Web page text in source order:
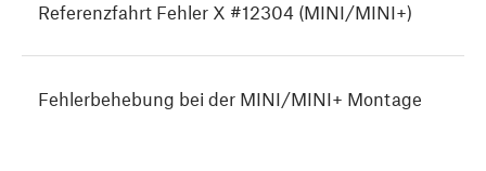
Referenzfahrt Fehler X #12304 (MINI/MINI+)
Fehlerbehebung bei der MINI/MINI+ Montage